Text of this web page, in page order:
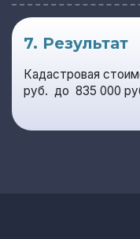
7. Результат
Кадастровая
руб. до 835 000